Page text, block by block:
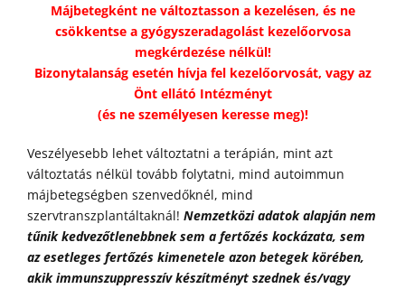
Májbetegként ne változtasson a kezelésen, és ne
csökkentse a gyógyszeradagolást kezelőorvosa
megkérdezése nélkül!
Bizonytalanság esetén hívja fel kezelőorvosát, vagy az
Önt ellátó Intézményt
(és ne személyesen keresse meg)!
Veszélyesebb lehet változtatni a terápián, mint azt
változtatás nélkül tovább folytatni, mind autoimmun
májbetegségben szenvedőknél, mind
szervtranszplantáltaknál! Nemzetközi adatok alapján nem
tűnik kedvezőtlenebbnek sem a fertőzés kockázata, sem
az esetleges fertőzés kimenetele azon betegek körében,
akik immunszuppresszív készítményt szednek és/vagy